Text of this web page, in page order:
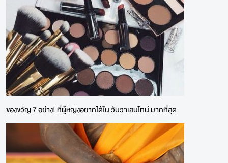
ของขวัญ 7 อย่าง! ที่ผู้หญิงอยากได้ใน วันวาเลนไทน์ มากที่สุด